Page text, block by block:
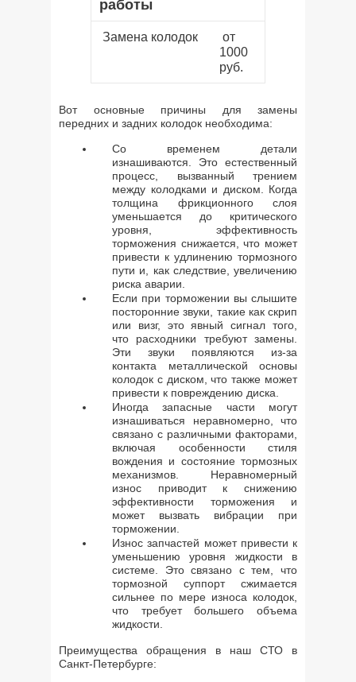
работы
Замена колодок
от
1000
руб.
Вот основные причины для замены
передних и задних колодок необходима:
Со временем детали
изнашиваются. Это естественный
процесс, вызванный трением
между колодками и диском. Когда
толщина фрикционного слоя
уменьшается до критического
уровня, эффективность
торможения снижается, что может
привести к удлинению тормозного
пути и, как следствие, увеличению
риска аварии.
Если при торможении вы слышите
посторонние звуки, такие как скрип
или визг, это явный сигнал того,
что расходники требуют замены.
Эти звуки появляются из-за
контакта металлической основы
колодок с диском, что также может
привести к повреждению диска.
Иногда запасные части могут
изнашиваться неравномерно, что
связано с различными факторами,
включая особенности стиля
вождения и состояние тормозных
механизмов. Неравномерный
износ приводит к снижению
эффективности торможения и
может вызвать вибрации при
торможении.
Износ запчастей может привести к
уменьшению уровня жидкости в
системе. Это связано с тем, что
тормозной суппорт сжимается
сильнее по мере износа колодок,
что требует большего объема
жидкости.
Преимущества обращения в наш СТО в
Санкт-Петербурге: